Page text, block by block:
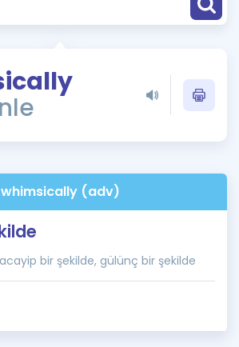
Takvimi
whimsically (adv)
bir şekilde, gülünç bir şekilde